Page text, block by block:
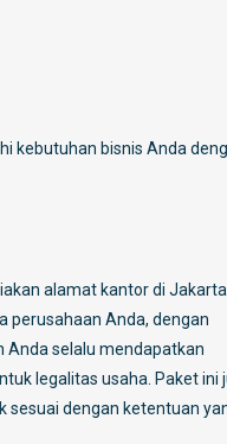
kebutuhan bisnis Anda
alamat kantor di
perusahaan Anda, dengan
Anda selalu mendapatkan
legalitas usaha. Paket ini
sesuai dengan ketentuan